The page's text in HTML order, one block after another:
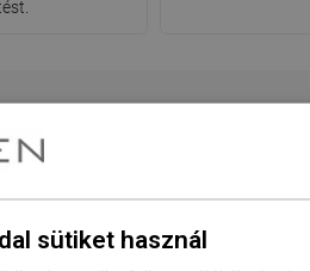
sütiket használ